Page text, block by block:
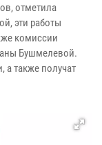
отметила
эти работы
комиссии
Бушмелевой.
а также получат